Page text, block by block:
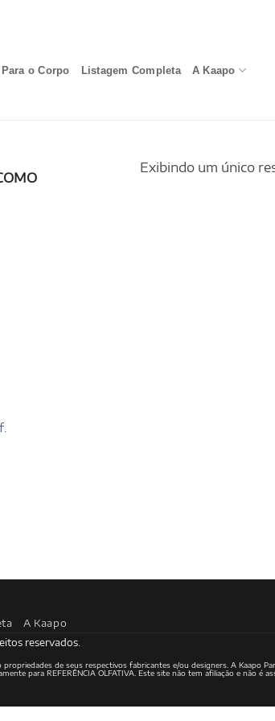
Para o Corpo Listagem Completa A Kaapo
Exibindo um único
A Kaapo
reservados.
propriedades de seus respectivos fabricantes e/ou designers. A Kaapo
para REFERÊNCIA OLFATIVA. Este site não tem afiliação e não